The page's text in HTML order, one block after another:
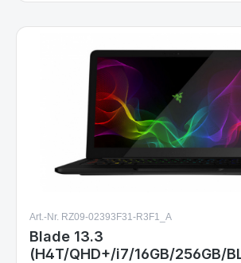
Art.-Nr. RZ09-02393F31-R3F1_A
Blade 13.3
(H4T/QHD+/i7/16GB/256GB/